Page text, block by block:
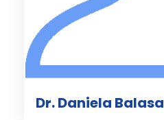
Dr. Daniela Balasa